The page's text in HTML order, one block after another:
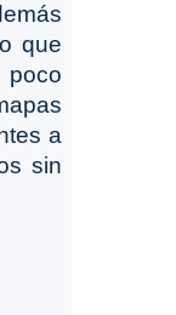
que
poco
a
sin